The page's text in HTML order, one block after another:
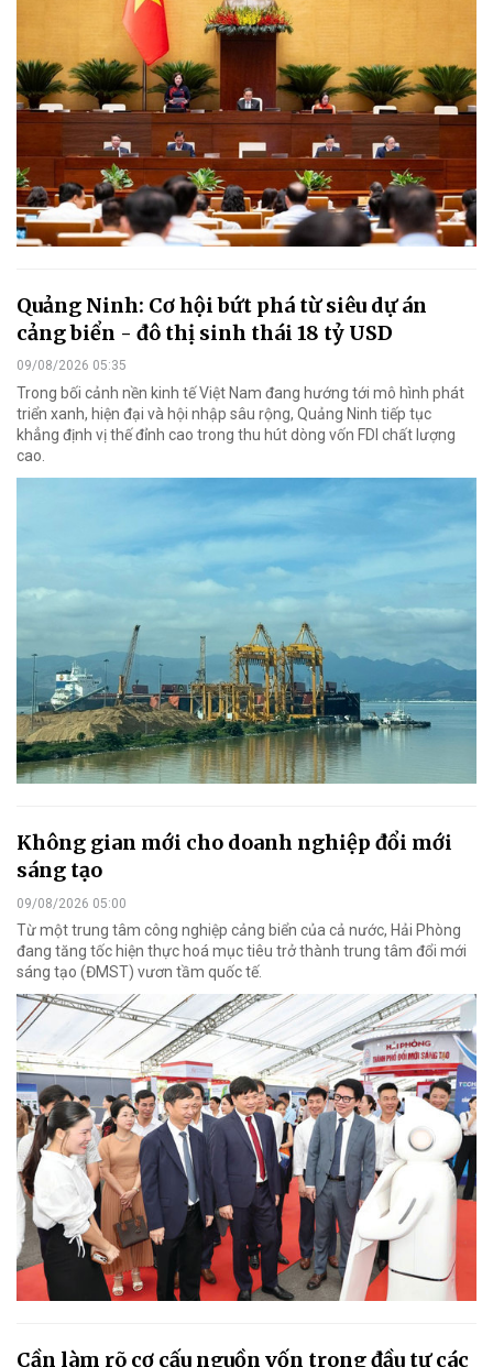
Quảng Ninh: Cơ hội bứt phá từ siêu dự án
cảng biển - đô thị sinh thái 18 tỷ USD
09/08/2026 05:35
Trong bối cảnh nền kinh tế Việt Nam đang hướng tới mô hình phát
triển xanh, hiện đại và hội nhập sâu rộng, Quảng Ninh tiếp tục
khẳng định vị thế đỉnh cao trong thu hút dòng vốn FDI chất lượng
cao.
Không gian mới cho doanh nghiệp đổi mới
sáng tạo
09/08/2026 05:00
Từ một trung tâm công nghiệp cảng biển của cả nước, Hải Phòng
đang tăng tốc hiện thực hoá mục tiêu trở thành trung tâm đổi mới
sáng tạo (ĐMST) vươn tầm quốc tế.
Cần làm rõ cơ cấu nguồn vốn trong đầu tư các